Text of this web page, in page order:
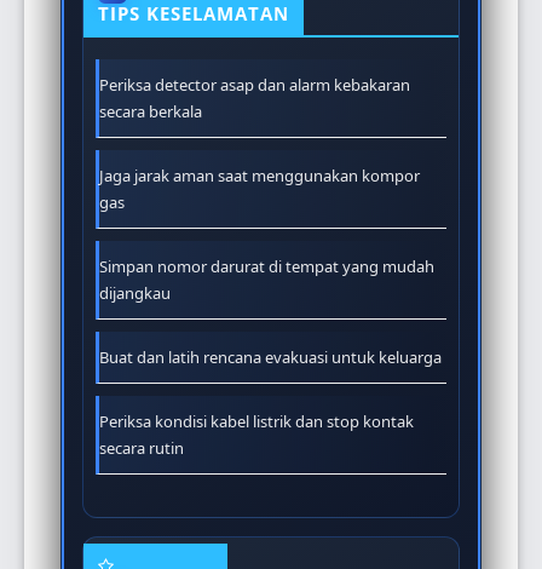
TIPS KESELAMATAN
Periksa detector asap dan alarm kebakaran
secara berkala
Jaga jarak aman saat menggunakan kompor
gas
Simpan nomor darurat di tempat yang mudah
dijangkau
Buat dan latih rencana evakuasi untuk keluarga
Periksa kondisi kabel listrik dan stop kontak
secara rutin